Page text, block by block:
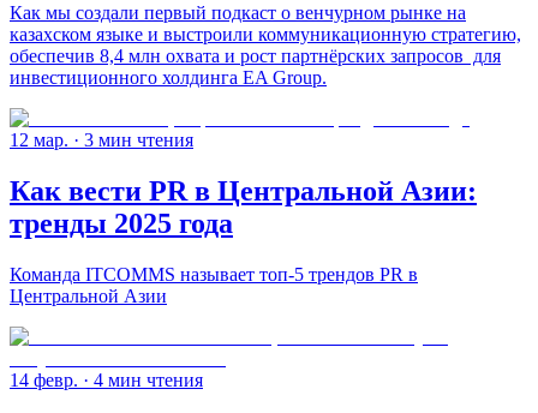
Как мы создали первый подкаст о венчурном рынке на
казахском языке и выстроили коммуникационную стратегию,
обеспечив 8,4 млн охвата и рост партнёрских запросов для
инвестиционного холдинга EA Group.
12 мар. · 3 мин чтения
Как вести PR в Центральной Азии:
тренды 2025 года
Команда ITCOMMS называет топ-5 трендов PR в
Центральной Азии
14 февр. · 4 мин чтения